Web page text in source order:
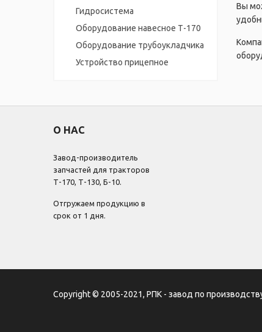
Гидросистема
Оборудование навесное Т-170
Оборудование трубоукладчика
Устройство прицепное
Вы
О НАС
Завод-производитель
запчастей для тракторов
Т-170, Т-130, Б-10.
Отгружаем продукцию в
срок от 1 дня.
Copyright © 2005-2021, РПК - завод по